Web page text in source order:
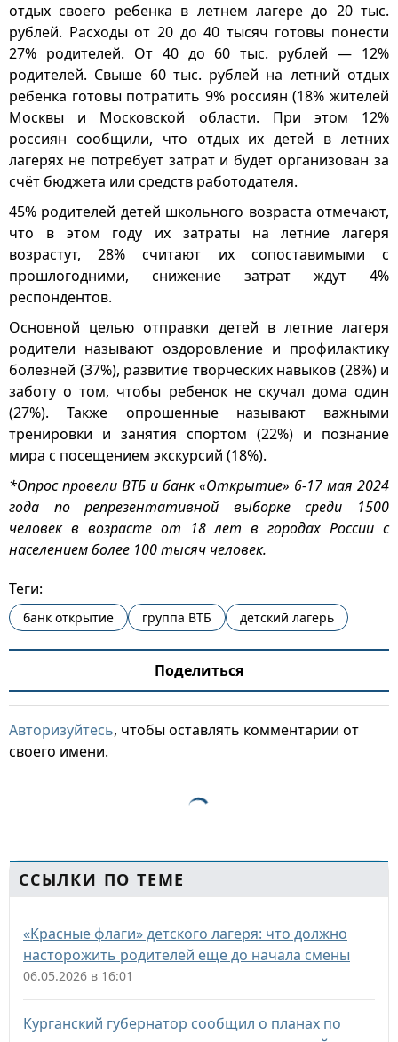
отдых своего ребенка в летнем лагере до 20 тыс.
рублей. Расходы от 20 до 40 тысяч готовы понести
27% родителей. От 40 до 60 тыс. рублей — 12%
родителей. Свыше 60 тыс. рублей на летний отдых
ребенка готовы потратить 9% россиян (18% жителей
Москвы и Московской области. При этом 12%
россиян сообщили, что отдых их детей в летних
лагерях не потребует затрат и будет организован за
счёт бюджета или средств работодателя.
45% родителей детей школьного возраста отмечают,
что в этом году их затраты на летние лагеря
возрастут, 28% считают их сопоставимыми с
прошлогодними, снижение затрат ждут 4%
респондентов.
Основной целью отправки детей в летние лагеря
родители называют оздоровление и профилактику
болезней (37%), развитие творческих навыков (28%) и
заботу о том, чтобы ребенок не скучал дома один
(27%). Также опрошенные называют важными
тренировки и занятия спортом (22%) и познание
мира с посещением экскурсий (18%).
*Опрос провели ВТБ и банк «Открытие» 6-17 мая 2024
года по репрезентативной выборке среди 1500
человек в возрасте от 18 лет в городах России с
населением более 100 тысяч человек.
Теги:
банк открытие группа ВТБ детский лагерь
Поделиться
Авторизуйтесь, чтобы оставлять комментарии от
своего имени.
ССЫЛКИ ПО ТЕМЕ
«Красные флаги» детского лагеря: что должно
насторожить родителей еще до начала смены
06.05.2026 в 16:01
Курганский губернатор сообщил о планах по